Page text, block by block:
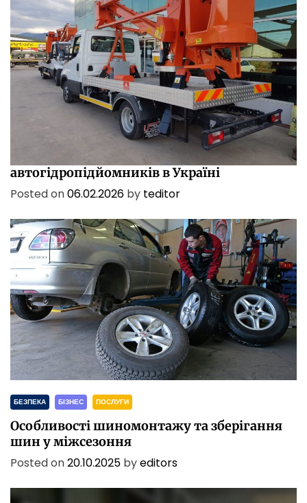
Характеристики і сфери застосування
автогідропідйомників в Україні
Posted on06.02.2026 by teditor
БЕЗПЕКА БІЗНЕС ПОСЛУГИ
Особливості шиномонтажу та зберігання
шин у міжсезоння
Posted on20.10.2025 byeditors